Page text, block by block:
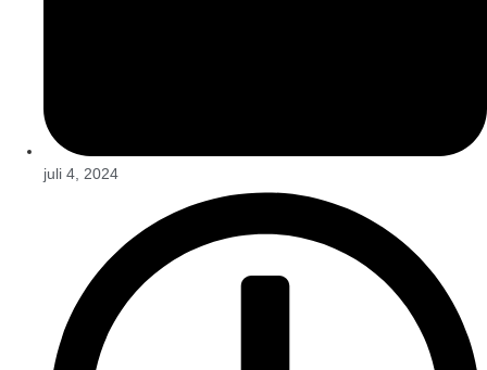
juli 4, 2024